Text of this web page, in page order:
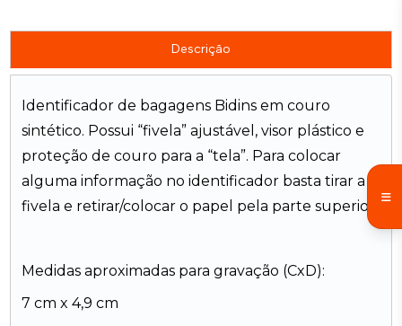
Descrição
Identificador de bagagens Bidins em couro
sintético. Possui “fivela” ajustável, visor plástico e
proteção de couro para a “tela”. Para colocar
alguma informação no identificador basta tirar a
fivela e retirar/colocar o papel pela parte superior.
Medidas aproximadas para gravação (CxD):
7 cm x 4,9 cm